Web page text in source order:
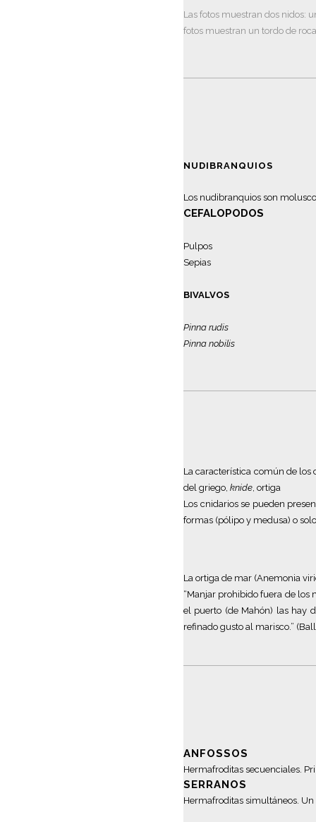
Las fotos muestran dos nidos:
fotos muestran un tordo de
NUDIBRANQUIOS
Los nudibranquios son
CEFALOPODOS
Pulpos
Sepias
BIVALVOS
Pinna rudis
Pinna nobilis
La característica común de los
del griego, knide, ortiga
Los cnidarios se pueden
formas (pólipo y medusa) o
La ortiga de mar (Anemonia
“Manjar prohibido fuera de los
el puerto (de Mahón) las hay
refinado gusto al marisco.”
ANFOSSOS
Hermafroditas secuenciales.
SERRANOS
Hermafroditas simultáneos.